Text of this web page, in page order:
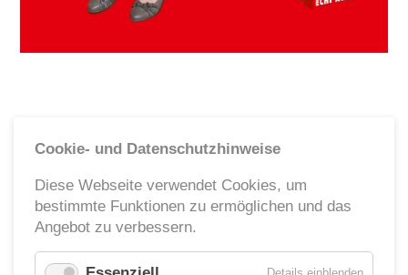
Cookie- und Datenschutzhinweise
Diese Webseite verwendet Cookies, um
bestimmte Funktionen zu ermöglichen und das
Angebot zu verbessern.
für